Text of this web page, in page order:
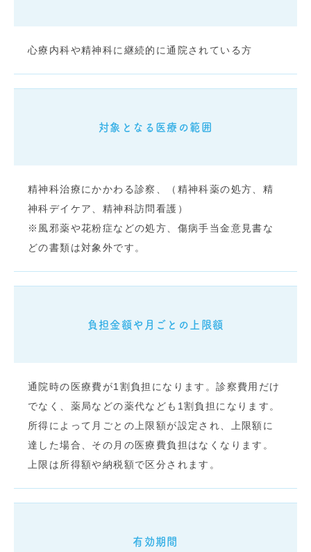
心療内科や精神科に継続的に通院されている方
対象となる医療の範囲
精神科治療にかかわる診察、（精神科薬の処方、精
神科デイケア、精神科訪問看護）
※風邪薬や花粉症などの処方、傷病手当金意見書な
どの書類は対象外です。
負担金額や月ごとの上限額
通院時の医療費が1割負担になります。診察費用だけ
でなく、薬局などの薬代なども1割負担になります。
所得によって月ごとの上限額が設定され、上限額に
達した場合、その月の医療費負担はなくなります。
上限は所得額や納税額で区分されます。
有効期間